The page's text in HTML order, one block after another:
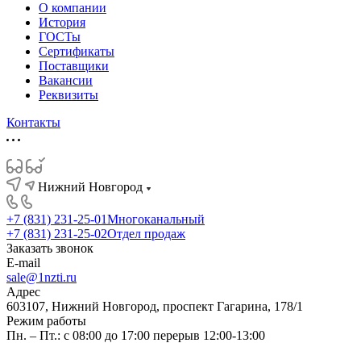
О компании
История
ГОСТы
Сертификаты
Поставщики
Вакансии
Реквизиты
Контакты
Нижний Новгород
+7 (831) 231-25-01Многоканальный
+7 (831) 231-25-02Отдел продаж
Заказать звонок
E-mail
sale@1nzti.ru
Адрес
603107, Нижний Новгород, проспект Гагарина, 178/1
Режим работы
Пн. – Пт.: с 08:00 до 17:00 перерыв 12:00-13:00